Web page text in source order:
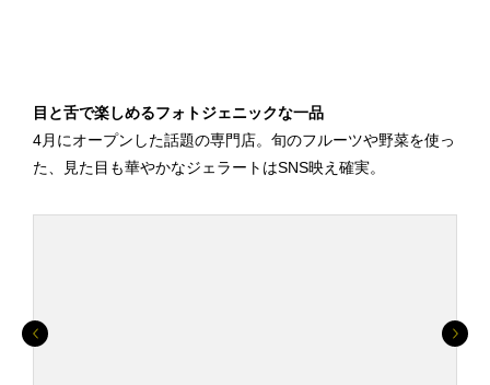
目と舌で楽しめるフォトジェニックな一品
4月にオープンした話題の専門店。旬のフルーツや野菜を使っ
た、見た目も華やかなジェラートはSNS映え確実。